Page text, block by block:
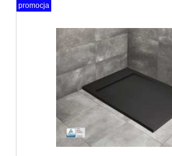
promocja